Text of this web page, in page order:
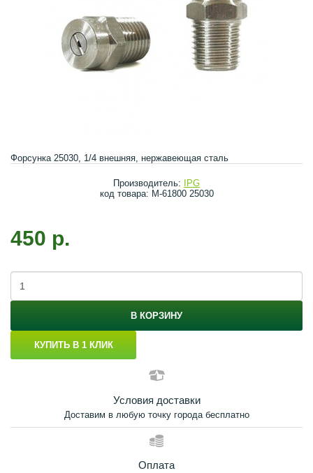
Форсунка 25030, 1/4 внешняя, нержавеющая сталь
Производитель: IPG
код товара: M-61800 25030
450 р.
В КОРЗИНУ
КУПИТЬ В 1 КЛИК
Условия доставки
Доставим в любую точку города бесплатно
Оплата